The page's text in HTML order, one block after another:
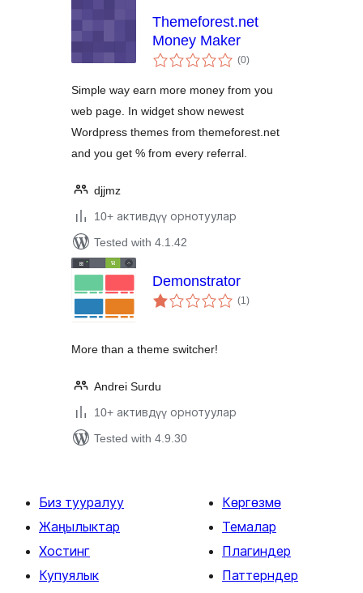
Themeforest.net
Money Maker
(0total
ratings
)
Simple way earn more money from you
web page. In widget show newest
Wordpress themes from themeforest.net
and you get % from every referral.
djjmz
10+ активдүү орнотуулар
Tested with 4.1.42
Demonstrator
(1total
ratings
)
More than a theme switcher!
Andrei Surdu
10+ активдүү орнотуулар
Tested with 4.9.30
Биз тууралуу
Жаңылыктар
Хостинг
Купуялык
Көргөзмө
Темалар
Плагиндер
Паттерндер